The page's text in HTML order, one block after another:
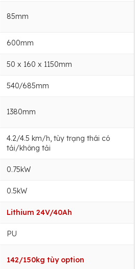
85mm
600mm
50 x 160 x 1150mm
540/685mm
1380mm
4.2/4.5 km/h, tùy trạng thái có
tải/không tải
0.75kW
0.5kW
Lithium 24V/40Ah
PU
142/150kg tùy option